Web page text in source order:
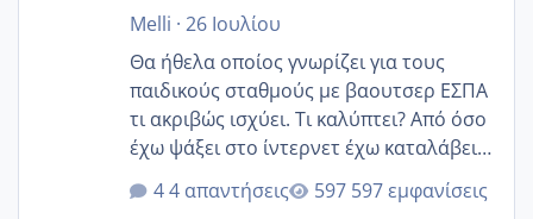
Melli · 26 Ιουλίου
Θα ήθελα οποίος γνωρίζει για τους
παιδικούς σταθμούς με βαουτσερ ΕΣΠΑ
τι ακριβώς ισχύει. Τι καλύπτει? Από όσο
έχω ψάξει στο ίντερνετ έχω καταλάβει
ότι το βαουτσερ καλύπτει όλα τα
δίδακτρα και τα τροφεια του ιδιωτικού
4 απαντήσεις 597 εμφανίσεις